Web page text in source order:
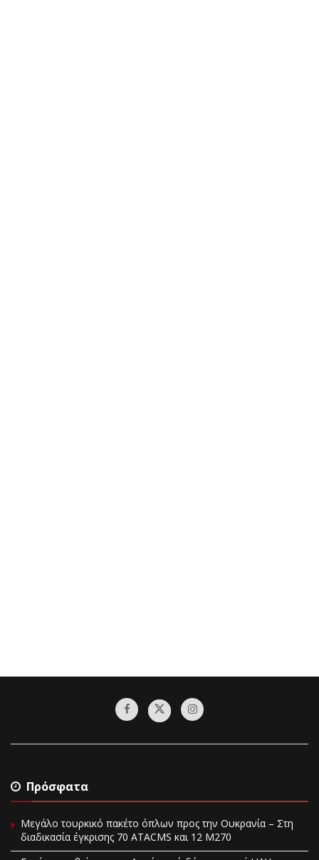
Πρόσφατα
Μεγάλο τουρκικό πακέτο όπλων προς την Ουκρανία – Στη
διαδικασία έγκρισης 70 ATACMS και 12 M270